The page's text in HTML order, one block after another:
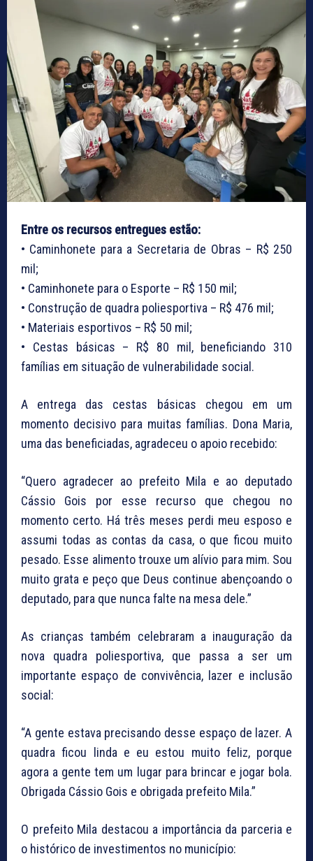
Entre os recursos entregues estão:
• Caminhonete para a Secretaria de Obras – R$ 250
mil;
• Caminhonete para o Esporte – R$ 150 mil;
• Construção de quadra poliesportiva – R$ 476 mil;
• Materiais esportivos – R$ 50 mil;
• Cestas básicas – R$ 80 mil, beneficiando 310
famílias em situação de vulnerabilidade social.
A entrega das cestas básicas chegou em um
momento decisivo para muitas famílias. Dona Maria,
uma das beneficiadas, agradeceu o apoio recebido:
“Quero agradecer ao prefeito Mila e ao deputado
Cássio Gois por esse recurso que chegou no
momento certo. Há três meses perdi meu esposo e
assumi todas as contas da casa, o que ficou muito
pesado. Esse alimento trouxe um alívio para mim. Sou
muito grata e peço que Deus continue abençoando o
deputado, para que nunca falte na mesa dele.”
As crianças também celebraram a inauguração da
nova quadra poliesportiva, que passa a ser um
importante espaço de convivência, lazer e inclusão
social:
“A gente estava precisando desse espaço de lazer. A
quadra ficou linda e eu estou muito feliz, porque
agora a gente tem um lugar para brincar e jogar bola.
Obrigada Cássio Gois e obrigada prefeito Mila.”
O prefeito Mila destacou a importância da parceria e
o histórico de investimentos no município: